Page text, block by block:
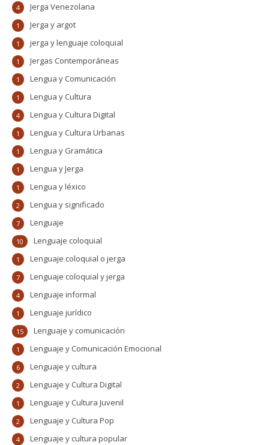
Jerga Venezolana
4
Jerga y argot
1
jerga y lenguaje coloquial
1
Jergas Contemporáneas
1
Lengua y Comunicación
1
Lengua y Cultura
1
Lengua y Cultura Digital
4
Lengua y Cultura Urbanas
1
Lengua y Gramática
1
Lengua y Jerga
1
Lengua y léxico
1
Lengua y significado
2
Lenguaje
7
Lenguaje coloquial
10
Lenguaje coloquial o jerga
1
Lenguaje coloquial y jerga
7
Lenguaje informal
4
Lenguaje jurídico
1
Lenguaje y comunicación
15
Lenguaje y Comunicación Emocional
1
Lenguaje y cultura
6
Lenguaje y Cultura Digital
2
Lenguaje y Cultura Juvenil
1
Lenguaje y Cultura Pop
2
Lenguaje y cultura popular
4